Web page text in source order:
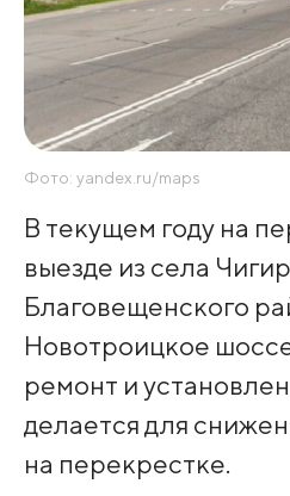
Фото: yandex.ru/maps
В текущем году на
выезде из села
Благовещенского
Новотроицкое
ремонт и
делается для
на перекрестке.